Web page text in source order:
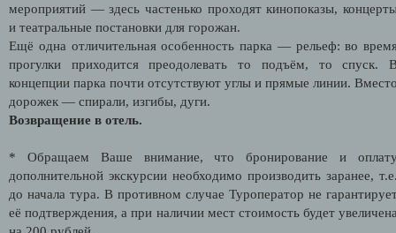
мероприятий — здесь частенько проходят кинопоказы,
и театральные постановки для горожан.
Ещё одна отличительная особенность парка — рельеф: во
прогулки приходится преодолевать то подъём, то спуск.
концепции парка почти отсутствуют углы и прямые линии.
дорожек — спирали, изгибы, дуги.
Возвращение в отель.
* Обращаем Ваше внимание, что бронирование и
дополнительной экскурсии необходимо производить заранее,
до начала тура. В противном случае Туроператор не
её подтверждения, а при наличии мест стоимость будет